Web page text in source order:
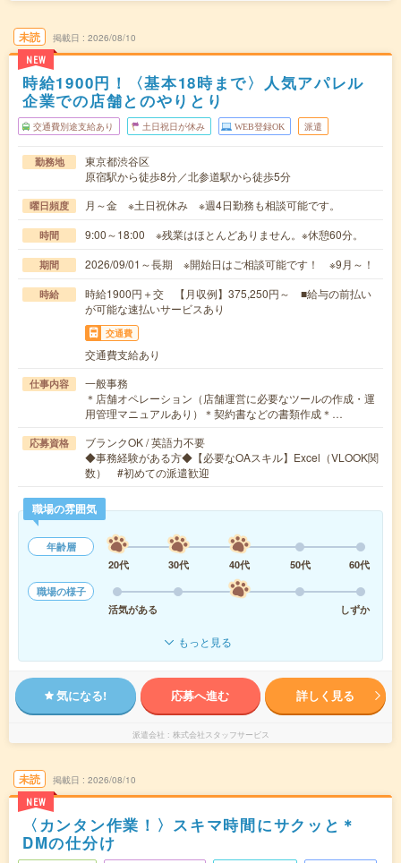
未読
NEW
掲載日 2026/08/10
時給1900円！〈基本18時まで〉人気アパレル
企業での店舗とのやりとり
交通費別途支給あり 土日祝日が休み WEB登録OK 派遣
勤務地
東京都渋谷区
原宿駅から徒歩8分／北参道駅から徒歩5分
曜日頻度 月～金 ※土日祝休み ※週4日勤務も相談可能です。
時間 9:00～18:00 ※残業はほとんどありません。※休憩60分。
期間 2026/09/01～長期 ※開始日はご相談可能です！ ※9月～！
時給
時給1900円＋交 【月収例】375,250円～ ■給与の前払い
が可能な速払いサービスあり
交通費
交通費支給あり
仕事内容
一般事務
＊店舗オペレーション（店舗運営に必要なツールの作成・運
用管理マニュアルあり）＊契約書などの書類作成＊…
応募資格
ブランクOK / 英語力不要
◆事務経験がある方◆【必要なOAスキル】Excel（VLOOK関
数） #初めての派遣歓迎
職場の雰囲気
年齢層
20代
30代 40代 50代
60代
職場の様子
活気がある
しずか
もっと見る
気になる! 応募へ進む 詳しく見る
派遣会社 株式会社スタッフサービス
未読
NEW
掲載日 2026/08/10
〈カンタン作業！〉スキマ時間にサクッと＊
DMの仕分け